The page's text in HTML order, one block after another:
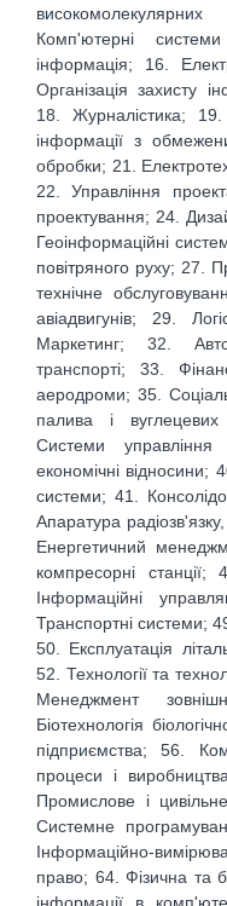
Комп'ютерні
інформація; 16.
Організація захисту
18. Журналістика;
інформації з
обробки; 21.
22. Управління
проектування; 24.
Геоінформаційні
повітряного руху; 27.
технічне
авіадвигунів; 29.
Маркетинг; 32.
транспорті; 33.
аеродроми; 35.
палива і
Системи
економічні відносини;
системи; 41.
Апаратура
Енергетичний
компресорні станції;
Інформаційні
Транспортні системи;
50. Експлуатація
52. Технології та
Менеджмент
Біотехнологія
підприємства; 56.
процеси і
Промислове і
Cистемне
Інформаційно-
право; 64. Фізична та